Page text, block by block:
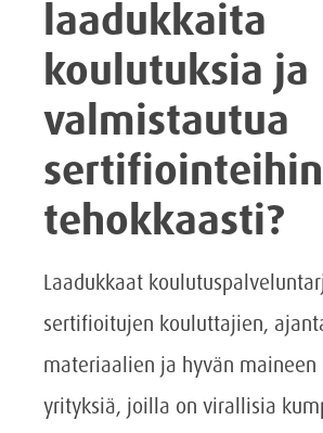
laadukkaita
koulutuksia ja
valmistautua
sertifiointeihin
tehokkaasti?
Laadukkaat
sertifioitujen kouluttajien,
materiaalien ja hyvän maineen
yrityksiä, joilla on virallisia